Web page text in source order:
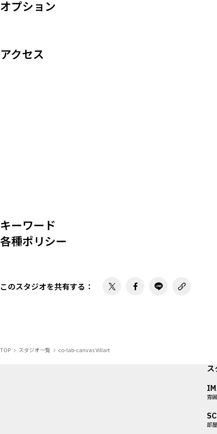
オプション
アクセス
キーワード
各種ポリシー
このスタジオを共有する ：
TOP スタジオ一覧 co-lab-canvas Villart
ス
雰
部